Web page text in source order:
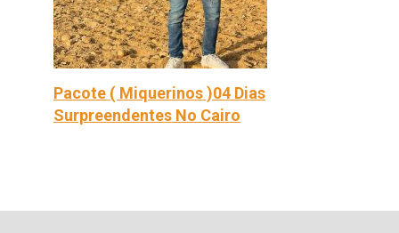
Pacote ( Miquerinos )04 Dias
Surpreendentes No Cairo